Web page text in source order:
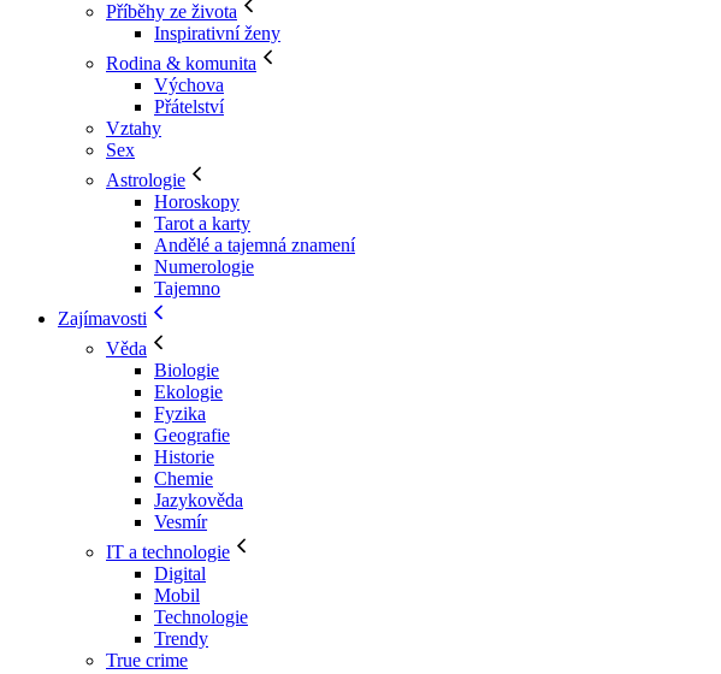
Příběhy ze života
Inspirativní ženy
Rodina & komunita
Výchova
Přátelství
Vztahy
Sex
Astrologie
Horoskopy
Tarot a karty
Andělé a tajemná znamení
Numerologie
Tajemno
Zajímavosti
Věda
Biologie
Ekologie
Fyzika
Geografie
Historie
Chemie
Jazykověda
Vesmír
IT a technologie
Digital
Mobil
Technologie
Trendy
True crime